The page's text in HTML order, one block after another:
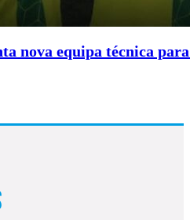
nova equipa técnica